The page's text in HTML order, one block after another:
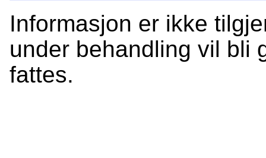
Informasjon er ikke
under behandling vil bli
fattes.